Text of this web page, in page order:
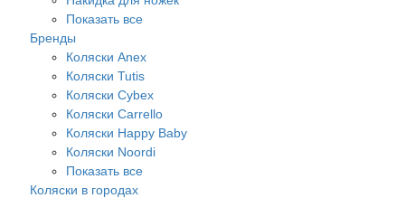
Показать все
Бренды
Коляски Anex
Коляски Tutis
Коляски Cybex
Коляски Carrello
Коляски Happy Baby
Коляски Noordi
Показать все
Коляски в городах